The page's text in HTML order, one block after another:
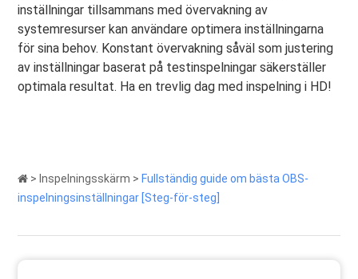
inställningar tillsammans med övervakning av
systemresurser kan användare optimera inställningarna
för sina behov. Konstant övervakning såväl som justering
av inställningar baserat på testinspelningar säkerställer
optimala resultat. Ha en trevlig dag med inspelning i HD!
> Inspelningsskärm > Fullständig guide om bästa OBS-
inspelningsinställningar [Steg-för-steg]